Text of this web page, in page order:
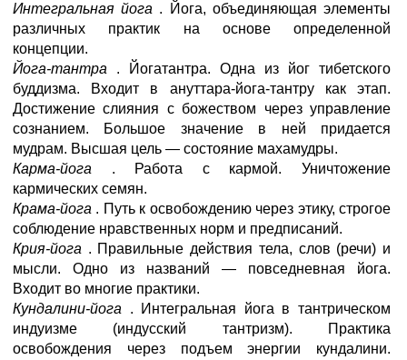
Интегральная йога . Йога, объединяющая элементы
различных практик на основе определенной
концепции.
Йога-тантра . Йогатантра. Одна из йог тибетского
буддизма. Входит в ануттара-йога-тантру как этап.
Достижение слияния с божеством через управление
сознанием. Большое значение в ней придается
мудрам. Высшая цель — состояние махамудры.
Карма-йога . Работа с кармой. Уничтожение
кармических семян.
Крама-йога . Путь к освобождению через этику, строгое
соблюдение нравственных норм и предписаний.
Крия-йога . Правильные действия тела, слов (речи) и
мысли. Одно из названий — повседневная йога.
Входит во многие практики.
Кундалини-йога . Интегральная йога в тантрическом
индуизме (индусский тантризм). Практика
освобождения через подъем энергии кундалини.